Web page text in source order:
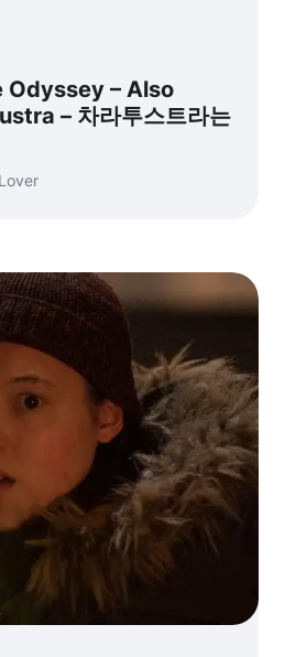
Odyssey – Also
– 차라투스트라는